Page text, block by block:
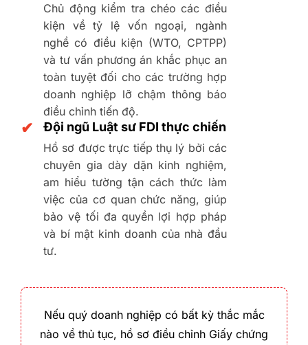
Chủ động kiểm tra chéo các điều
kiện về tỷ lệ vốn ngoại, ngành
nghề có điều kiện (WTO, CPTPP)
và tư vấn phương án khắc phục an
toàn tuyệt đối cho các trường hợp
doanh nghiệp lỡ chậm thông báo
điều chỉnh tiến độ.
✔ Đội ngũ Luật sư FDI thực chiến
Hồ sơ được trực tiếp thụ lý bởi các
chuyên gia dày dặn kinh nghiệm,
am hiểu tường tận cách thức làm
việc của cơ quan chức năng, giúp
bảo vệ tối đa quyền lợi hợp pháp
và bí mật kinh doanh của nhà đầu
tư.
Nếu quý doanh nghiệp có bất kỳ thắc mắc
nào về thủ tục, hồ sơ điều chỉnh Giấy chứng